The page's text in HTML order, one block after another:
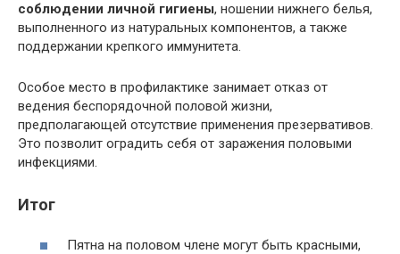
соблюдении личной гигиены, ношении нижнего белья,
выполненного из натуральных компонентов, а также
поддержании крепкого иммунитета.
Особое место в профилактике занимает отказ от
ведения беспорядочной половой жизни,
предполагающей отсутствие применения презервативов.
Это позволит оградить себя от заражения половыми
инфекциями.
Итог
Пятна на половом члене могут быть красными,